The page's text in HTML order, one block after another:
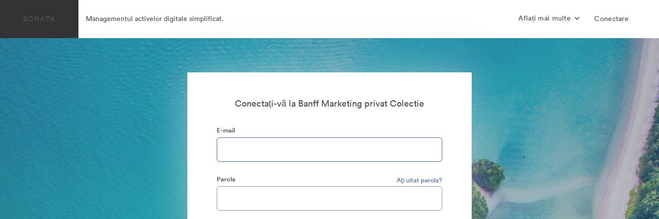
Managementul activelor digitale simplificat. Aflați mai multe Conectare
Conectați-vă la Banff Marketing privat Colectie
E-mail
Parola Aţi uitat parola?